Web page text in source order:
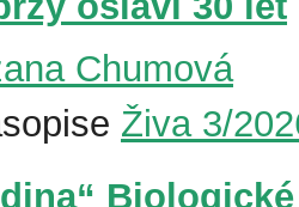
Chumová
Živa 3/